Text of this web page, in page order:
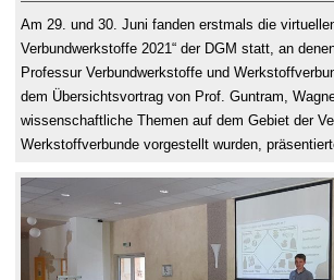
Am 29. und 30. Juni fanden erstmals die
Verbundwerkstoffe 2021“ der DGM statt, an
Professur Verbundwerkstoffe und
dem Übersichtsvortrag von Prof. Guntram,
wissenschaftliche Themen auf dem Gebiet der
Werkstoffverbunde vorgestellt wurden,